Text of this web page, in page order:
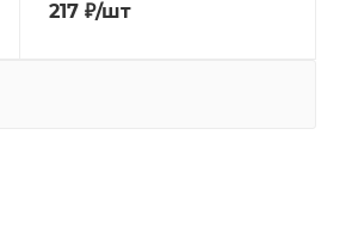
217₽/шт